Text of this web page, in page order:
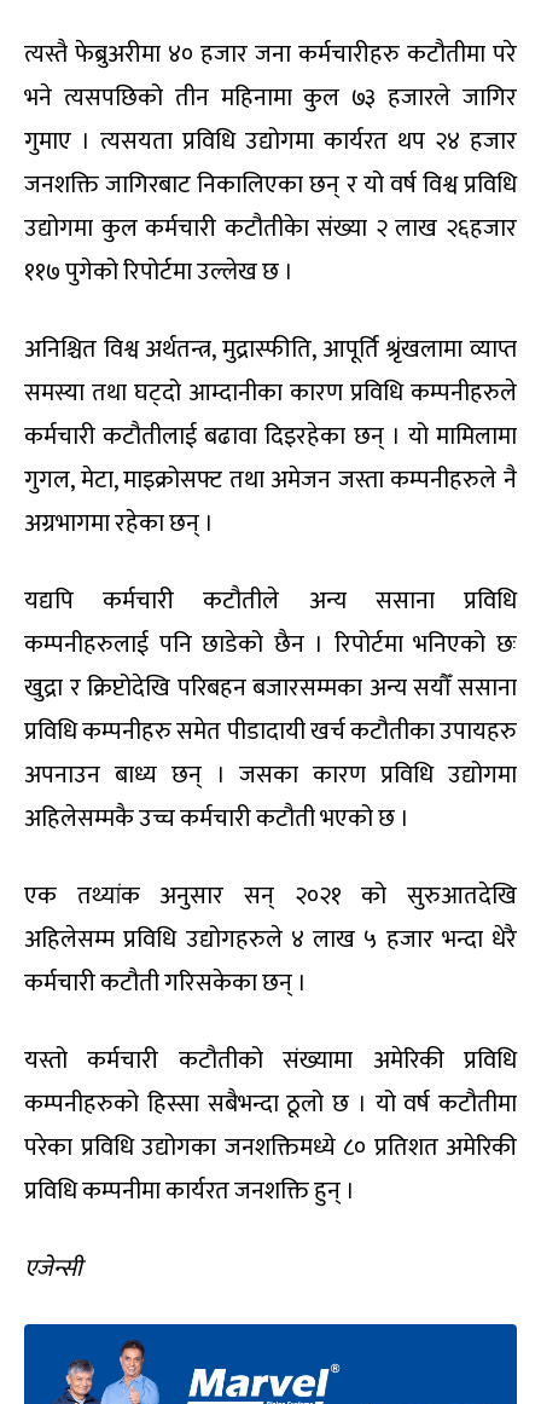
त्यस्तै फेब्रुअरीमा ४० हजार जना कर्मचारीहरु कटौतीमा परे
भने त्यसपछिको तीन महिनामा कुल ७३ हजारले जागिर
गुमाए । त्यसयता प्रविधि उद्योगमा कार्यरत थप २४ हजार
जनशक्ति जागिरबाट निकालिएका छन् र यो वर्ष विश्व प्रविधि
उद्योगमा कुल कर्मचारी कटौतीकेा संख्या २ लाख २६हजार
११७ पुगेको रिपोर्टमा उल्लेख छ ।
अनिश्चित विश्व अर्थतन्त्र, मुद्रास्फीति, आपूर्ति श्रृंखलामा व्याप्त
समस्या तथा घट्दो आम्दानीका कारण प्रविधि कम्पनीहरुले
कर्मचारी कटौतीलाई बढावा दिइरहेका छन् । यो मामिलामा
गुगल, मेटा, माइक्रोसफ्ट तथा अमेजन जस्ता कम्पनीहरुले नै
अग्रभागमा रहेका छन् ।
यद्यपि कर्मचारी कटौतीले अन्य ससाना प्रविधि
कम्पनीहरुलाई पनि छाडेको छैन । रिपोर्टमा भनिएको छः
खुद्रा र क्रिप्टोदेखि परिबहन बजारसम्मका अन्य सयौँ ससाना
प्रविधि कम्पनीहरु समेत पीडादायी खर्च कटौतीका उपायहरु
अपनाउन बाध्य छन् । जसका कारण प्रविधि उद्योगमा
अहिलेसम्मकै उच्च कर्मचारी कटौती भएको छ ।
एक तथ्यांक अनुसार सन् २०२१ को सुरुआतदेखि
अहिलेसम्म प्रविधि उद्योगहरुले ४ लाख ५ हजार भन्दा धेरै
कर्मचारी कटौती गरिसकेका छन् ।
यस्तो कर्मचारी कटौतीको संख्यामा अमेरिकी प्रविधि
कम्पनीहरुको हिस्सा सबैभन्दा ठूलो छ । यो वर्ष कटौतीमा
परेका प्रविधि उद्योगका जनशक्तिमध्ये ८० प्रतिशत अमेरिकी
प्रविधि कम्पनीमा कार्यरत जनशक्ति हुन् ।
एजेन्सी